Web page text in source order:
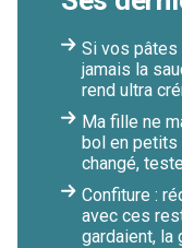
Si vos pâtes
jamais la
rend ultra
Ma fille ne
bol en petits
changé,
Confiture :
avec ces
gardaient, la